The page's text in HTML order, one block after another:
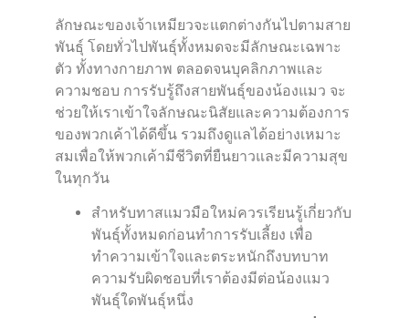
ลักษณะของเจ้าเหมียวจะแตกต่างกันไปตามสาย
พันธุ์ โดยทั่วไปพันธุ์ทั้งหมดจะมีลักษณะเฉพาะ
ตัว ทั้งทางกายภาพ ตลอดจนบุคลิกภาพและ
ความชอบ การรับรู้ถึงสายพันธุ์ของน้องแมว จะ
ช่วยให้เราเข้าใจลักษณะนิสัยและความต้องการ
ของพวกเค้าได้ดีขึ้น รวมถึงดูแลได้อย่างเหมาะ
สมเพื่อให้พวกเค้ามีชีวิตที่ยืนยาวและมีความสุข
ในทุกวัน
สำหรับทาสแมวมือใหม่ควรเรียนรู้เกี่ยวกับ
พันธุ์ทั้งหมดก่อนทำการรับเลี้ยง เพื่อ
ทำความเข้าใจและตระหนักถึงบทบาท
ความรับผิดชอบที่เราต้องมีต่อน้องแมว
พันธุ์ใดพันธุ์หนึ่ง